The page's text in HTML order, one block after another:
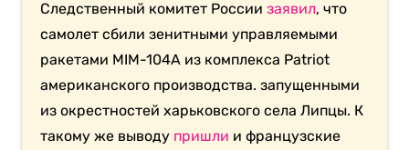
Следственный комитет Россиизаявил, что
самолет сбили зенитными управляемыми
ракетами MIM-104A из комплекса Patriot
американского производства. запущенными
из окрестностей харьковского села Липцы. К
такому же выводу пришли и французские